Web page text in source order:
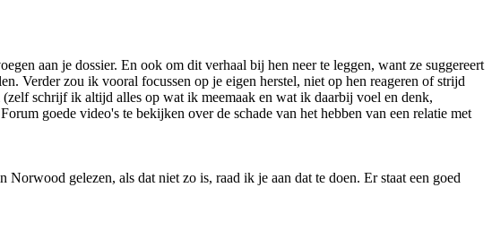
aan je dossier. En ook om dit verhaal bij hen neer te leggen, want ze suggereert
Verder zou ik vooral focussen op je eigen herstel, niet op hen reageren of strijd
(zelf schrijf ik altijd alles op wat ik meemaak en wat ik daarbij voel en denk,
goede video's te bekijken over de schade van het hebben van een relatie met
gelezen, als dat niet zo is, raad ik je aan dat te doen. Er staat een goed